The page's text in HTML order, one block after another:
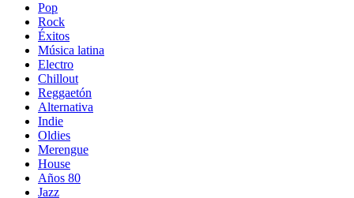
Pop
Rock
Éxitos
Música latina
Electro
Chillout
Reggaetón
Alternativa
Indie
Oldies
Merengue
House
Años 80
Jazz